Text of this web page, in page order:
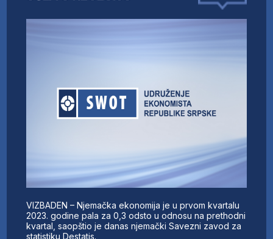
FINANSIJE
UČLANI SE
VIZBADEN – Njemačka ekonomija je u prvom kvartalu
2023. godine pala za 0,3 odsto u odnosu na prethodni
kvartal, saopštio je danas njemački Savezni zavod za
statistiku Destatis.